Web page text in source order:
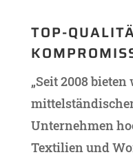
TOP-
„Seit 2008
Unternehmen
Textilien und